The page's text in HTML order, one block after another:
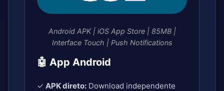
Android APK | iOS App Store | 85MB |
Interface Touch | Push Notifications
🤖 App Android
✓ APK direto: Download independente